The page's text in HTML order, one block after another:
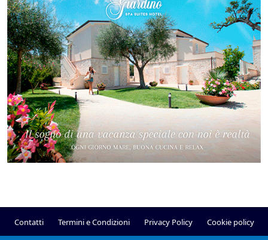
Contatti Termini e Condizioni Privacy Policy Cookie policy